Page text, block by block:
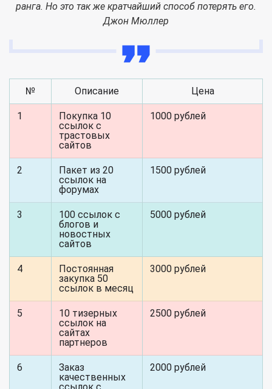
ранга. Но это так же кратчайший способ потерять его.
Джон Мюллер
№ Описание Цена
1
Покупка 10
ссылок с
трастовых
сайтов
1000 рублей
2
Пакет из 20
ссылок на
форумах
1500 рублей
3
100 ссылок с
блогов и
новостных
сайтов
5000 рублей
4
Постоянная
закупка 50
ссылок в месяц
3000 рублей
5
10 тизерных
ссылок на
сайтах
партнеров
2500 рублей
6
Заказ
качественных
2000 рублей